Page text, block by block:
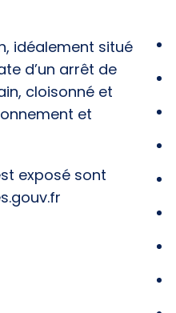
idéalement situé
d’un arrêt de
cloisonné et
et
exposé sont